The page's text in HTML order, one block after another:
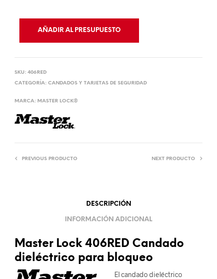
AÑADIR AL PRESUPUESTO
SKU: 406RED
CATEGORÍA: CANDADOS Y TARJETAS DE SEGURIDAD
MARCA: MASTER LOCK®
PREVIOUS PRODUCTO NEXT PRODUCTO
DESCRIPCIÓN
INFORMACIÓN ADICIONAL
Master Lock 406RED Candado
dieléctrico para bloqueo
El candado dieléctrico